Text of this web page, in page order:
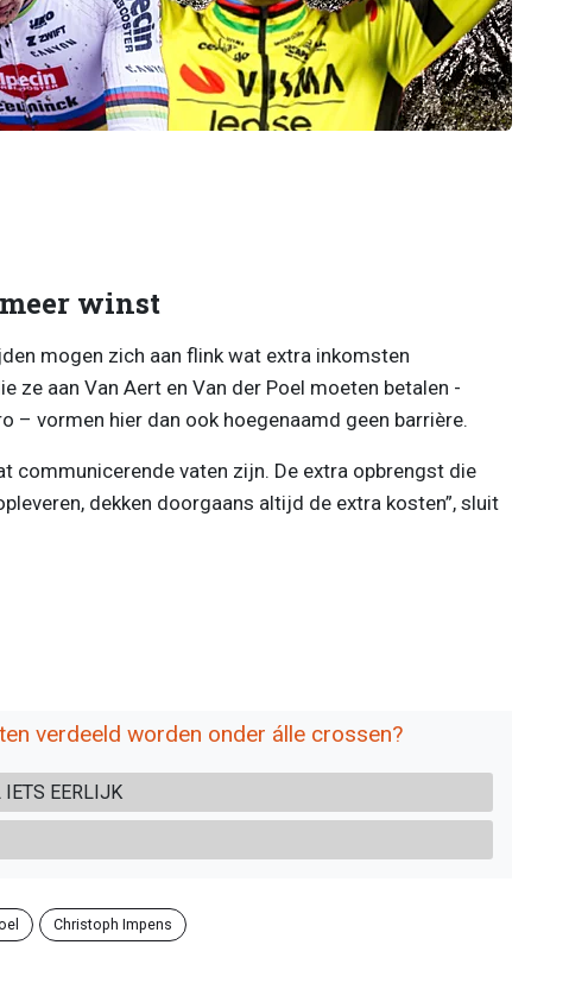
winst
mogen zich aan flink wat extra inkomsten
ze aan Van Aert en Van der Poel moeten betalen -
– vormen hier dan ook hoegenaamd geen barrière.
communicerende vaten zijn. De extra opbrengst die
dekken doorgaans altijd de extra kosten”, sluit
verdeeld worden onder álle crossen?
EERLIJK
Christoph Impens